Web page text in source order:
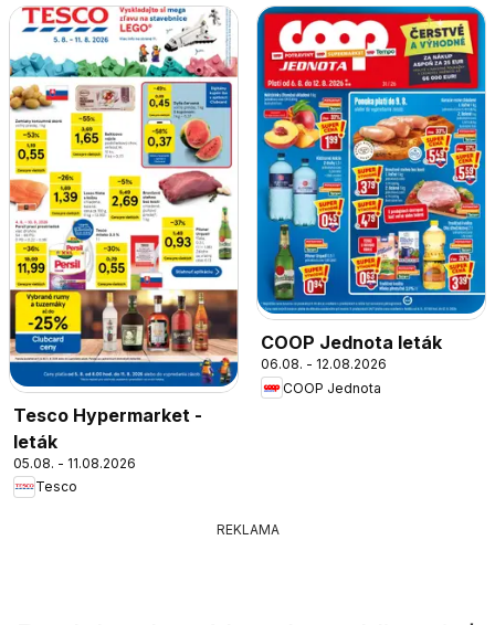
Tesco Hypermarket -
leták
05.08. - 11.08.2026
Tesco
COOP Jednota leták
06.08. - 12.08.2026
COOP Jednota
REKLAMA